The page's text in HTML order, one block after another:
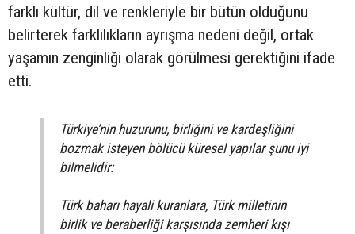
farklı kültür, dil ve renkleriyle bir bütün olduğunu
belirterek farklılıkların ayrışma nedeni değil, ortak
yaşamın zenginliği olarak görülmesi gerektiğini ifade
etti.
Türkiye’nin huzurunu, birliğini ve kardeşliğini
bozmak isteyen bölücü küresel yapılar şunu iyi
bilmelidir:
Türk baharı hayali kuranlara, Türk milletinin
birlik ve beraberliği karşısında zemheri kışı